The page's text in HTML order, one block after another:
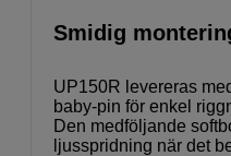
Smidig
UP150R levereras
baby-pin för enkel
Den medföljande
ljusspridning när det